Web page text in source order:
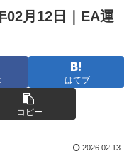
02月12日｜EA運
はてブ
コピー
2026.02.13